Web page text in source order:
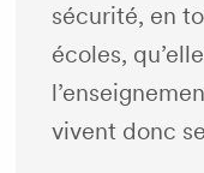
sécurité, en
écoles,
vivent donc